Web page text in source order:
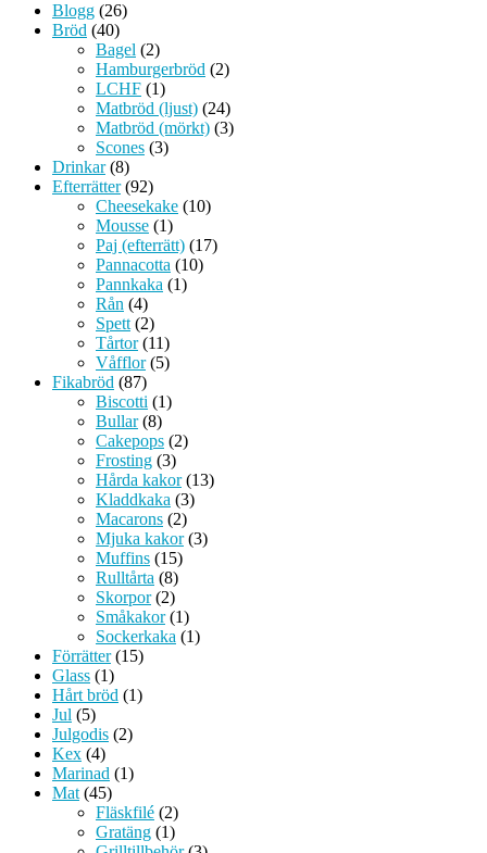
Blogg (26)
Bröd (40)
Bagel (2)
Hamburgerbröd (2)
LCHF (1)
Matbröd (ljust) (24)
Matbröd (mörkt) (3)
Scones (3)
Drinkar(8)
Efterrätter(92)
Cheesekake (10)
Mousse (1)
Paj (efterrätt) (17)
Pannacotta (10)
Pannkaka (1)
Rån (4)
Spett (2)
Tårtor(11)
Våfflor(5)
Fikabröd (87)
Biscotti (1)
Bullar(8)
Cakepops (2)
Frosting (3)
Hårda kakor(13)
Kladdkaka (3)
Macarons (2)
Mjuka kakor(3)
Muffins (15)
Rulltårta (8)
Skorpor(2)
Småkakor(1)
Sockerkaka (1)
Förrätter(15)
Glass (1)
Hårt bröd (1)
Jul (5)
Julgodis (2)
Kex (4)
Marinad (1)
Mat (45)
Fläskfilé (2)
Gratäng (1)